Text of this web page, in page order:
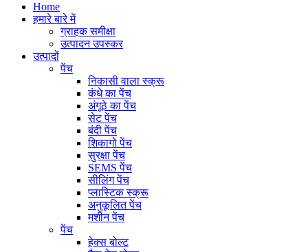
Home
हमारे बारे में
ग्राहक समीक्षा
उत्पादन उपस्कर
उत्पादों
पेंच
निकासी वाला स्क्रू
कंधे का पेंच
अंगूठे का पेंच
सेट पेंच
बंदी पेंच
शिकागो पेंच
सुरक्षा पेंच
SEMS पेंच
सीलिंग पेंच
प्लास्टिक स्क्रू
अनुकूलित पेंच
मशीन पेंच
पेंच
हेक्स बोल्ट